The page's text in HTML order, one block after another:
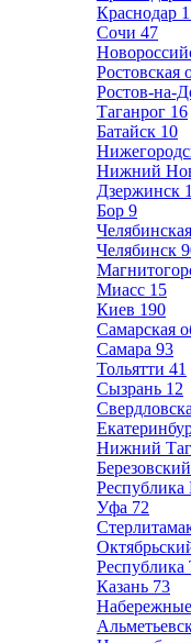
Краснодар
Сочи 47
Ростовская
Ростов-на-
Таганрог 16
Батайск 10
Нижний
Дзержинск
Бор 9
Челябинск
Миасс 15
Киев 190
Самарская
Самара 93
Тольятти 41
Сызрань 12
Нижний
Березовский
Республика
Уфа 72
Республика
Казань 73